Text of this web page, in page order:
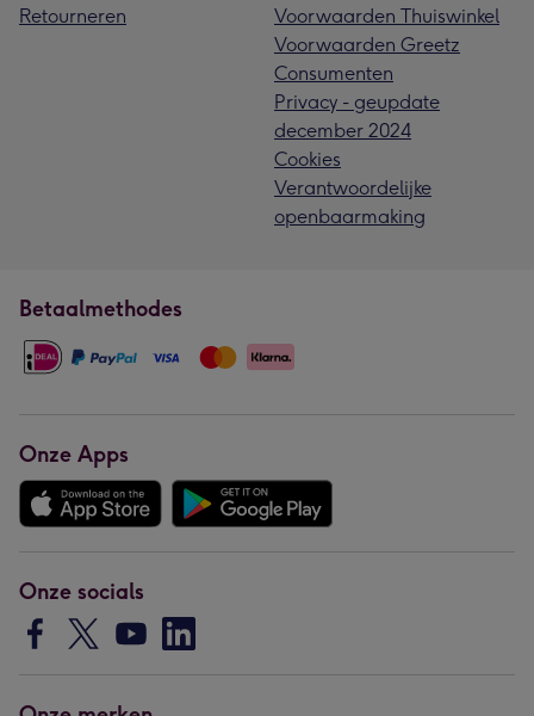
Retourneren
Voorwaarden Thuiswinkel
Voorwaarden Greetz
Consumenten
Privacy - geupdate
december 2024
Cookies
Verantwoordelijke
openbaarmaking
Betaalmethodes
Onze Apps
Onze socials